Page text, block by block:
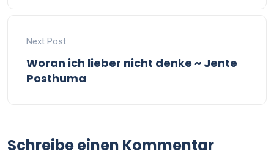
Next Post
Woran ich lieber nicht denke ~ Jente
Posthuma
Schreibe einen Kommentar